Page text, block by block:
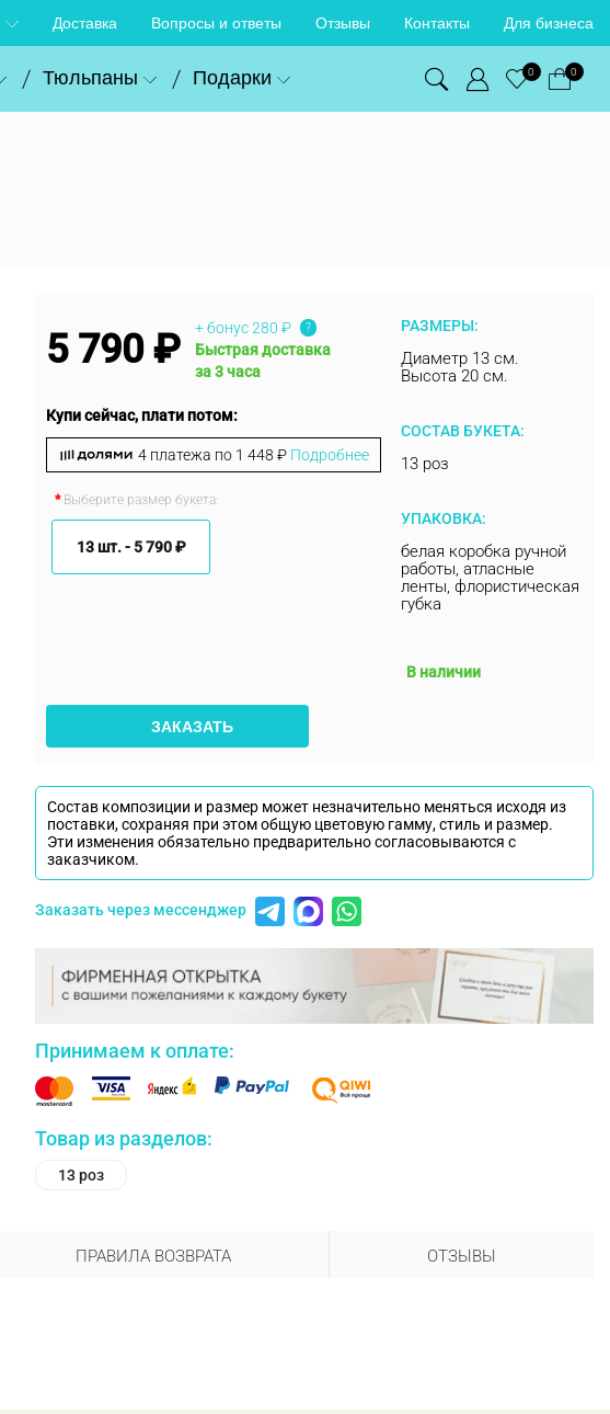
Доставка Вопросы и ответы Отзывы Контакты Для бизнеса
Тюльпаны Подарки 0 0
5 790 ₽ + бонус280 ₽ ?
Быстрая доставка
за 3 часа
Купи сейчас, плати потом:
4 платежа по 1 448 ₽ Подробнее
Выберите размер букета:
13 шт. - 5 790 ₽
РАЗМЕРЫ:
Диаметр 13 см.
Высота 20 см.
СОСТАВ БУКЕТА:
13 роз
УПАКОВКА:
белая коробка ручной
работы, атласные
ленты, флористическая
губка
В наличии
ЗАКАЗАТЬ
Состав композиции и размер может незначительно меняться исходя из
поставки, сохраняя при этом общую цветовую гамму, стиль и размер.
Эти изменения обязательно предварительно согласовываются с
заказчиком.
Заказать через мессенджер
Принимаем к оплате:
Товар из разделов:
13 роз
ПРАВИЛА ВОЗВРАТА ОТЗЫВЫ